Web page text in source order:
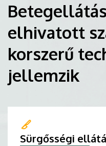
elhivatott
korszerű
jellemzik
Sürgősségi